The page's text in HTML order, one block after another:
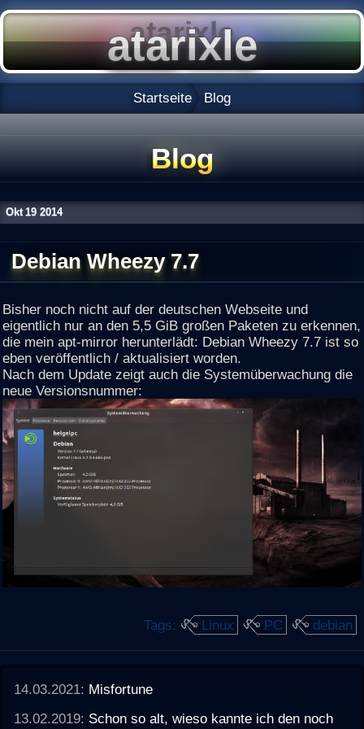
Startseite Blog
Blog
Okt 19 2014
Debian Wheezy 7.7
Bisher noch nicht auf der deutschen Webseite und
eigentlich nur an den 5,5 GiB großen Paketen zu erkennen,
die mein apt-mirror herunterlädt: Debian Wheezy 7.7 ist so
eben veröffentlich / aktualisiert worden.
Nach dem Update zeigt auch die Systemüberwachung die
neue Versionsnummer:
Tags: Linux PC debian
14.03.2021: Misfortune
13.02.2019: Schon so alt, wieso kannte ich den noch